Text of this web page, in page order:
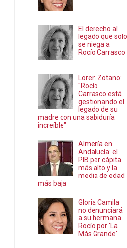
El derecho al
legado que solo
se niega a
Rocío Carrasco
Loren Zotano:
"Rocío
Carrasco está
gestionando el
legado de su
madre con una sabiduría
increíble"
Almería en
Andalucía: el
PIB per cápita
más alto y la
media de edad
más baja
Gloria Camila
no denunciará
a su hermana
Rocío por 'La
Más Grande'